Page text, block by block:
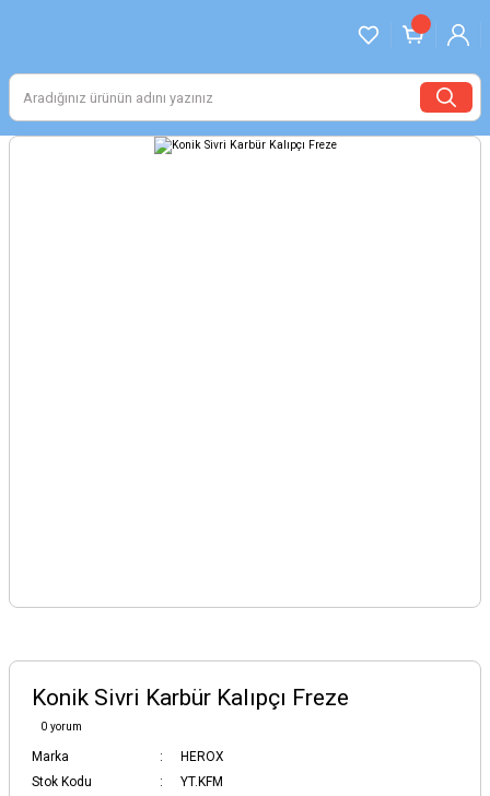
Konik Sivri Karbür Kalıpçı Freze
0 yorum
Marka
HEROX
Stok Kodu
YT.KFM